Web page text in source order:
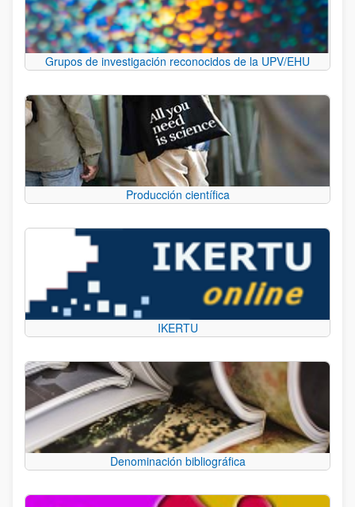
Grupos de investigación reconocidos de la UPV/EHU
Producción científica
IKERTU
Denominación bibliográfica